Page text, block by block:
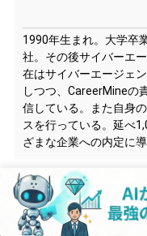
1990年生まれ。大学卒
社。その後サイバーエ
在はサイバーエージェ
しつつ、CareerMineの
信している。また自身
スを行っている。延べ
ざまな企業への内定に導